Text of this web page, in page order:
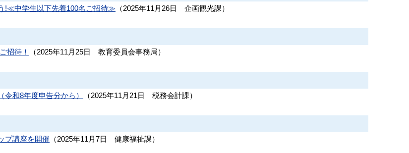
!≪中学生以下先着100名ご招待≫ （2025年11月26日 企画観光課）
招待！ （2025年11月25日 教育委員会事務局）
和8年度申告分から） （2025年11月21日 税務会計課）
プ講座を開催 （2025年11月7日 健康福祉課）